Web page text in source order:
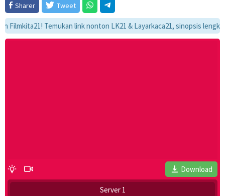
Sharer
Tweet
Temukan link nonton LK21 & Layarkaca21, sinopsis lengkap,
Download
Server 1